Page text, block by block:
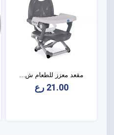
مقعد معزز للطعام ش...
21.00 رع